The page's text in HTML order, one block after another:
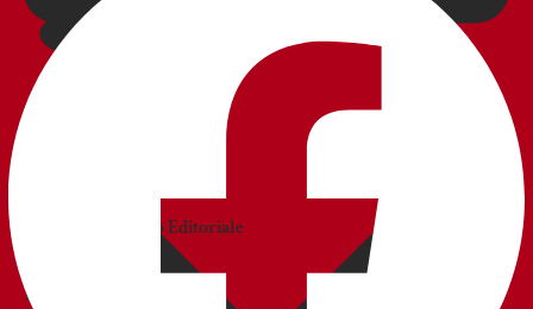
Commerciale
Catalogo Editoriale